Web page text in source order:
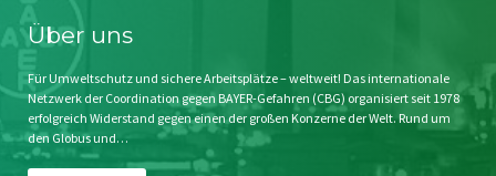
Impressum
Störfälle
Stichwort BAYER
Jahrestagung
SPENDEN
Über uns
Für Umweltschutz und sichere Arbeitsplätze – weltweit! Das internationale
Netzwerk der Coordination gegen BAYER-Gefahren (CBG) organisiert seit 1978
erfolgreich Widerstand gegen einen der großen Konzerne der Welt. Rund um
den Globus und…